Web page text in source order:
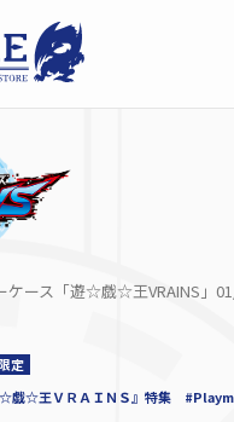
ケース「遊☆戯☆王VRAINS」
定
戯☆王ＶＲＡＩＮＳ』特集